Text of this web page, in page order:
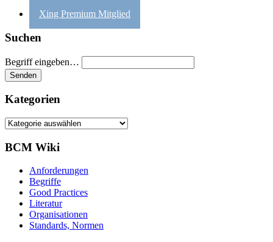
Xing Premium Mitglied
Suchen
Begriff eingeben…
Kategorien
Kategorien
BCM Wiki
Anforderungen
Begriffe
Good Practices
Literatur
Organisationen
Standards, Normen